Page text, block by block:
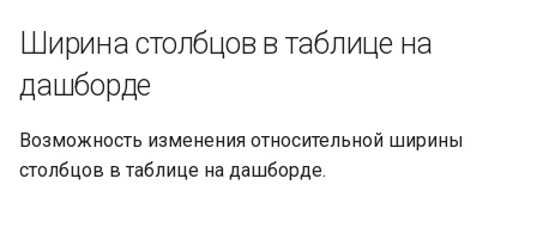
Ширина столбцов в таблице на
дашборде
Возможность изменения относительной ширины
столбцов в таблице на дашборде.